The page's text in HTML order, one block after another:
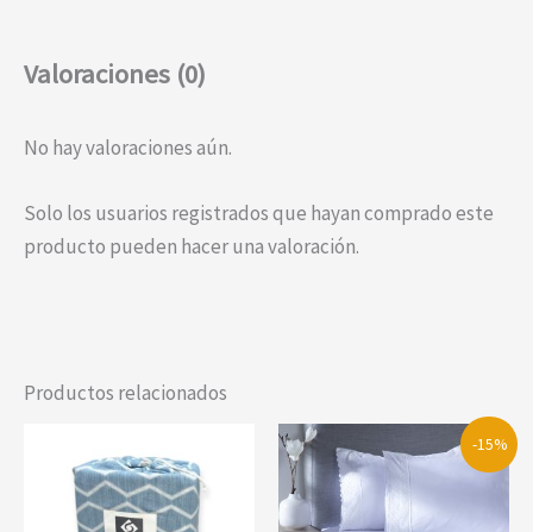
Valoraciones (0)
No hay valoraciones aún.
Solo los usuarios registrados que hayan comprado este
producto pueden hacer una valoración.
Productos relacionados
-15%